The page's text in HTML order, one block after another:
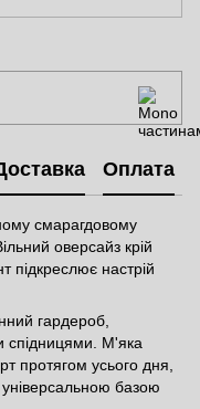
Оплата
смарагдовому
оверсайз крій
підкреслює настрій
гардероб,
спідницями. М'яка
протягом усього дня,
базою